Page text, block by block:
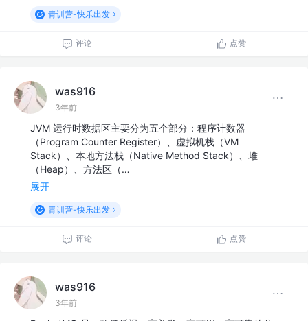
青训营-快乐出发
评论 点赞
was916
3年前
JVM 运行时数据区主要分为五个部分：程序计数器
（Program Counter Register）、虚拟机栈（VM
Stack）、本地方法栈（Native Method Stack）、堆
（Heap）、方法区（…
展开
青训营-快乐出发
评论 点赞
was916
3年前